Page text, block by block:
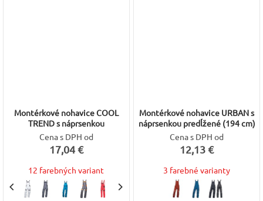
Montérkové nohavice COOL
TREND s náprsenkou
Cena s DPH od
17,04 €
12 farebných variant
Montérkové nohavice URBAN s
náprsenkou predĺžené (194 cm)
Cena s DPH od
12,13 €
3 farebné varianty